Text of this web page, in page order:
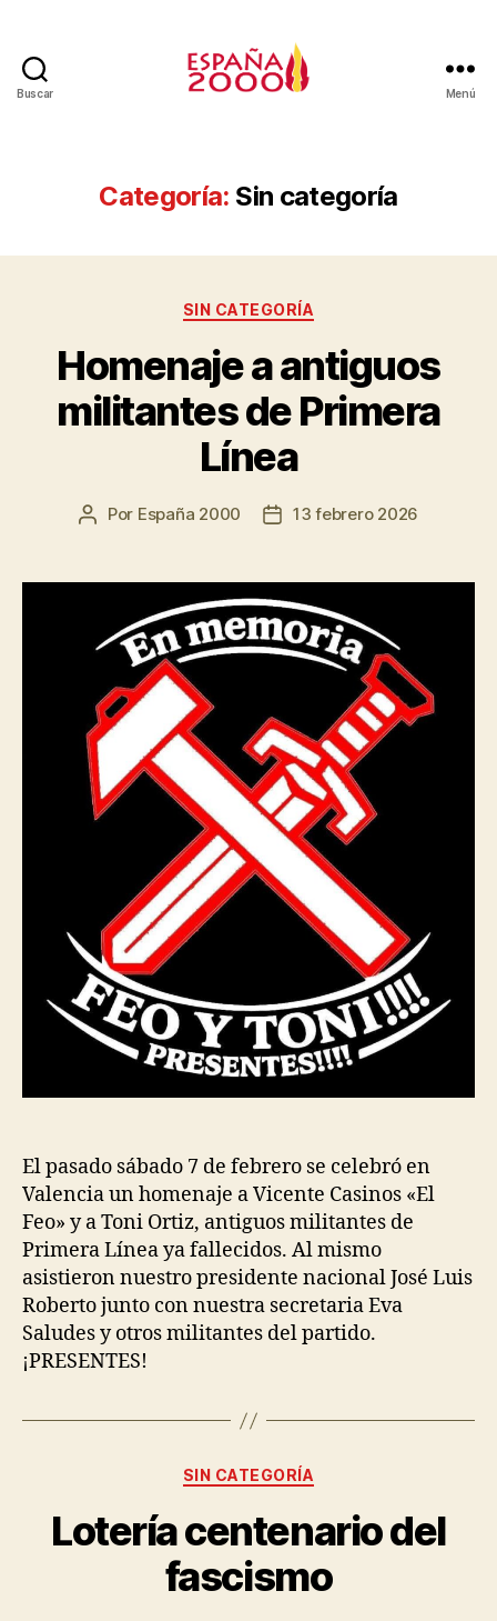
Buscar Menú
Categoría: Sin categoría
SIN CATEGORÍA
Homenaje a antiguos
militantes de Primera
Línea
Por España 2000 13 febrero 2026
El pasado sábado 7 de febrero se celebró en
Valencia un homenaje a Vicente Casinos «El
Feo» y a Toni Ortiz, antiguos militantes de
Primera Línea ya fallecidos. Al mismo
asistieron nuestro presidente nacional José Luis
Roberto junto con nuestra secretaria Eva
Saludes y otros militantes del partido.
¡PRESENTES!
SIN CATEGORÍA
Lotería centenario del
fascismo